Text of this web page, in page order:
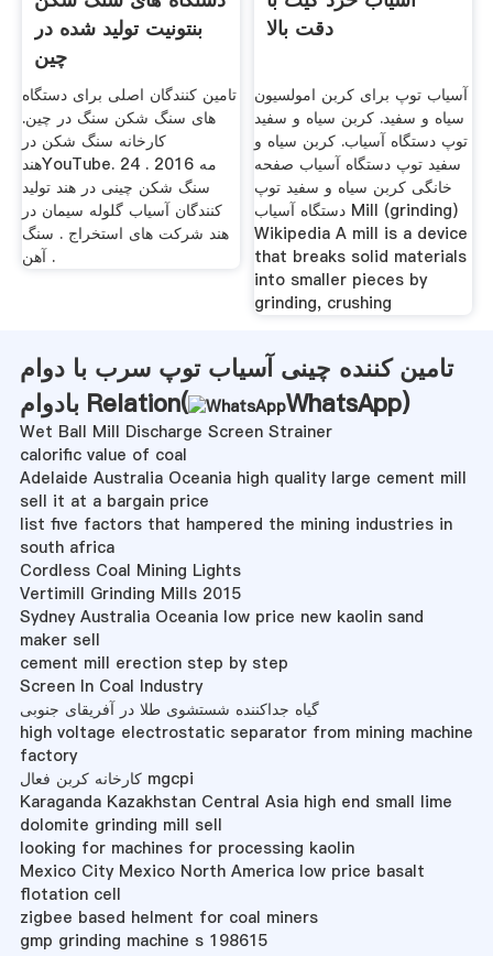
بنتونیت تولید شده در
چین
تامین کنندگان اصلی برای دستگاه
های سنگ شکن سنگ در چین.
کارخانه سنگ شکن در
هندYouTube. 24 مه 2016 .
سنگ شکن چینی در هند تولید
کنندگان آسیاب گلوله سیمان در
هند شرکت های استخراج . سنگ
آهن .
دقت بالا
آسیاب توپ برای کربن امولسیون
سیاه و سفید. کربن سیاه و سفید
توپ دستگاه آسیاب. کربن سیاه و
سفید توپ دستگاه آسیاب صفحه
خانگی کربن سیاه و سفید توپ
دستگاه آسیاب Mill (grinding)
Wikipedia A mill is a device
that breaks solid materials
into smaller pieces by
grinding, crushing
تامین کننده چینی آسیاب توپ سرب با دوام
بادوام Relation(
WhatsApp)
Wet Ball Mill Discharge Screen Strainer
calorific value of coal
Adelaide Australia Oceania high quality large cement mill
sell it at a bargain price
list five factors that hampered the mining industries in
south africa
Cordless Coal Mining Lights
Vertimill Grinding Mills 2015
Sydney Australia Oceania low price new kaolin sand
maker sell
cement mill erection step by step
Screen In Coal Industry
گیاه جداکننده شستشوی طلا در آفریقای جنوبی
high voltage electrostatic separator from mining machine
factory
کارخانه کربن فعال mgcpi
Karaganda Kazakhstan Central Asia high end small lime
dolomite grinding mill sell
looking for machines for processing kaolin
Mexico City Mexico North America low price basalt
flotation cell
zigbee based helment for coal miners
gmp grinding machine s 198615